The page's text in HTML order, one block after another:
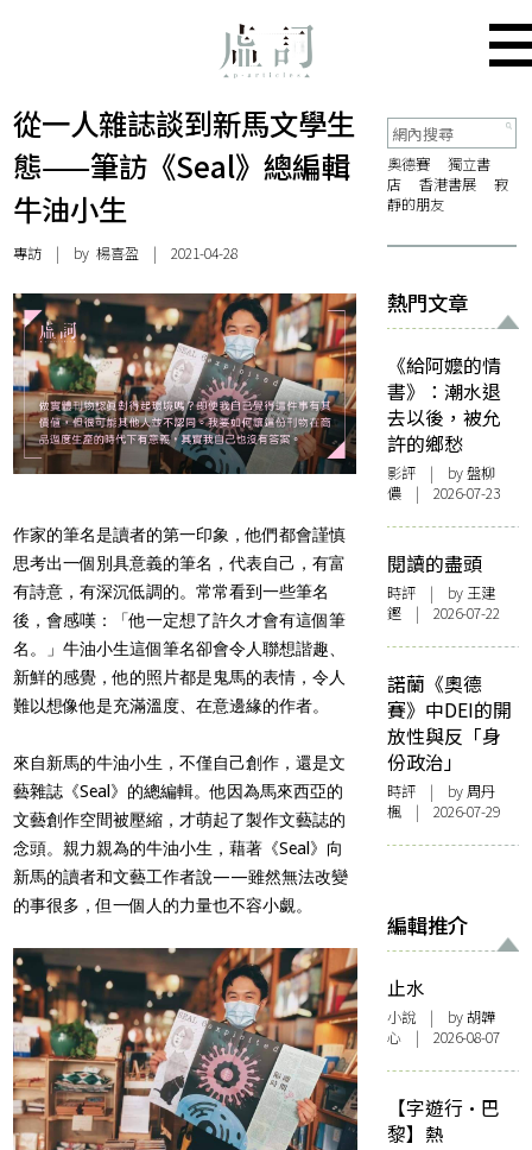
從一人雜誌談到新馬文學生
態——筆訪《Seal》總編輯
牛油小生
專訪 | by楊喜盈 | 2021-04-28
作家的筆名是讀者的第一印象，他們都會謹慎
思考出一個別具意義的筆名，代表自己，有富
有詩意，有深沉低調的。常常看到一些筆名
後，會感嘆：「他一定想了許久才會有這個筆
名。」牛油小生這個筆名卻會令人聯想諧趣、
新鮮的感覺，他的照片都是鬼馬的表情，令人
難以想像他是充滿溫度、在意邊緣的作者。
來自新馬的牛油小生，不僅自己創作，還是文
藝雜誌《Seal》的總編輯。他因為馬來西亞的
文藝創作空間被壓縮，才萌起了製作文藝誌的
念頭。親力親為的牛油小生，藉著《Seal》向
新馬的讀者和文藝工作者說——雖然無法改變
的事很多，但一個人的力量也不容小覷。
奧德賽
獨立書
店
香港書展
寂
靜的朋友
熱門文章
《給阿嬤的情
書》：潮水退
去以後，被允
許的鄉愁
影評 | by 盤柳
儂 | 2026-07-23
閱讀的盡頭
時評 | by 王建
鏗 | 2026-07-22
諾蘭《奧德
賽》中DEI的開
放性與反「身
份政治」
時評 | by周丹
楓 | 2026-07-29
編輯推介
止水
小說 | by 胡韡
心 | 2026-08-07
【字遊行·巴
黎】熱